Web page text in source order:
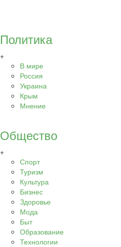
Политика
+
В мире
Россия
Украина
Крым
Мнение
Общество
+
Спорт
Туризм
Культура
Бизнес
Здоровье
Мода
Быт
Образование
Технологии